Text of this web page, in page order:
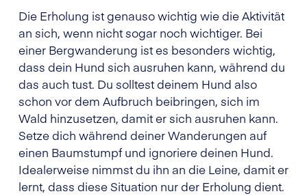
Die Erholung ist genauso wichtig wie die Aktivität
an sich, wenn nicht sogar noch wichtiger. Bei
einer Bergwanderung ist es besonders wichtig,
dass dein Hund sich ausruhen kann, während du
das auch tust. Du solltest deinem Hund also
schon vor dem Aufbruch beibringen, sich im
Wald hinzusetzen, damit er sich ausruhen kann.
Setze dich während deiner Wanderungen auf
einen Baumstumpf und ignoriere deinen Hund.
Idealerweise nimmst du ihn an die Leine, damit er
lernt, dass diese Situation nur der Erholung dient.